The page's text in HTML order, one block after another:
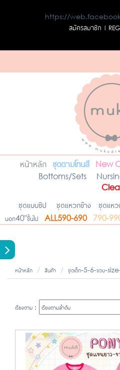
https://
สมัครสมาชิก l
หน้าหลัก ชุดตามโทนสี New
Bottoms/Sets
ชุดแบบซิป ชุดแหวกข้าง ชุดแห
นอก40"ขึ้นไป
ALL590-690 790-
หน้าหลัก สินค้า ชุดเด็ก-5-6-ขวบ-
เรียงตาม :